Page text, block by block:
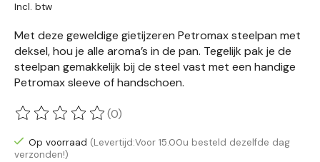
Incl. btw
Met deze geweldige gietijzeren Petromax steelpan met
deksel, hou je alle aroma’s in de pan. Tegelijk pak je de
steelpan gemakkelijk bij de steel vast met een handige
Petromax sleeve of handschoen.
De beoordeling van dit product is
(0)
Op voorraad (Levertijd:Voor 15.00u besteld dezelfde dag
verzonden!)